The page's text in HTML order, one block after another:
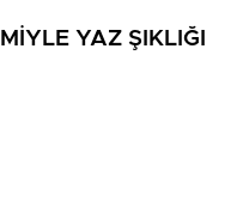
YAZ ŞIKLIĞI